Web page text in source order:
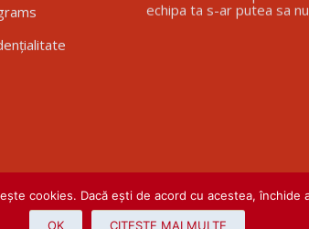
echipa ta s-ar putea sa
cookies. Dacă ești de acord cu acestea,
OK CITESTE MAI MULTE